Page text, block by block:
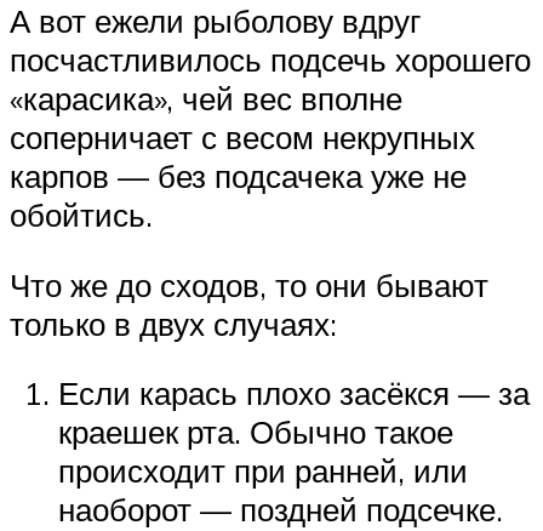
А вот ежели рыболову вдруг
посчастливилось подсечь хорошего
«карасика», чей вес вполне
соперничает с весом некрупных
карпов — без подсачека уже не
обойтись.
Что же до сходов, то они бывают
только в двух случаях:
Если карась плохо засёкся — за
краешек рта. Обычно такое
происходит при ранней, или
наоборот — поздней подсечке.